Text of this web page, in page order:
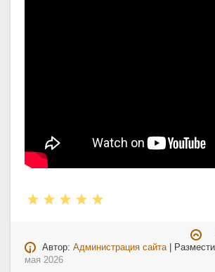
Автор:Администрация сайта|
мая 2026